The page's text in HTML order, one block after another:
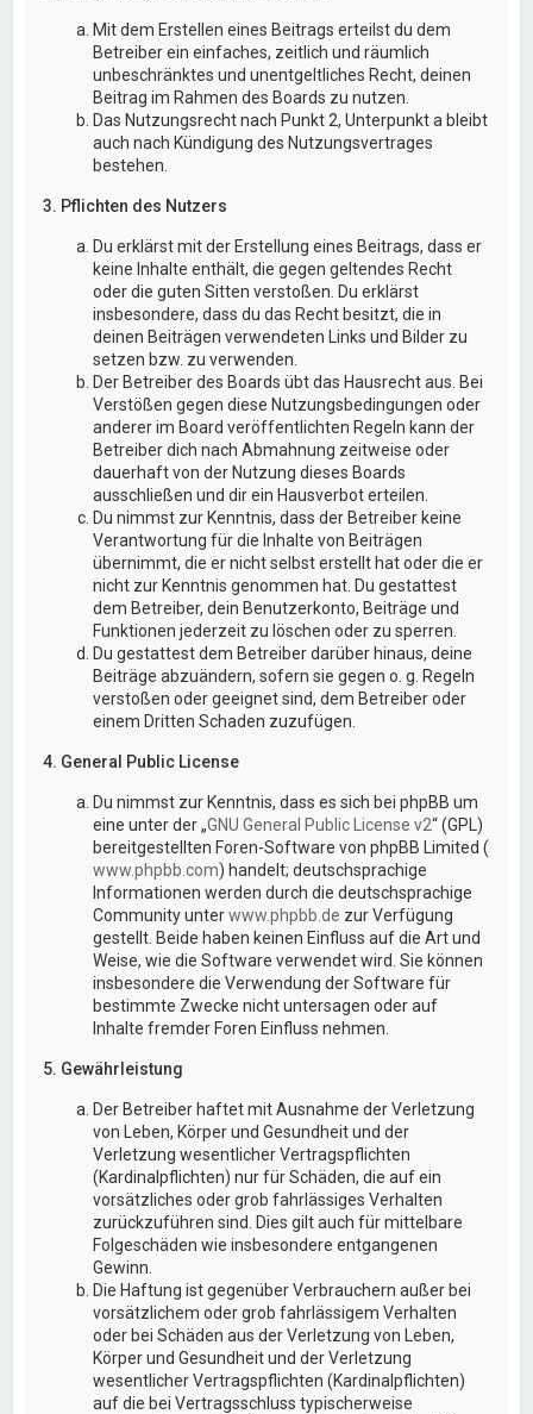
Mit dem Erstellen eines Beitrags erteilst du dem
Betreiber ein einfaches, zeitlich und räumlich
unbeschränktes und unentgeltliches Recht, deinen
Beitrag im Rahmen des Boards zu nutzen.
Das Nutzungsrecht nach Punkt 2, Unterpunkt a bleibt
auch nach Kündigung des Nutzungsvertrages
bestehen.
3. Pflichten des Nutzers
Du erklärst mit der Erstellung eines Beitrags, dass er
keine Inhalte enthält, die gegen geltendes Recht
oder die guten Sitten verstoßen. Du erklärst
insbesondere, dass du das Recht besitzt, die in
deinen Beiträgen verwendeten Links und Bilder zu
setzen bzw. zu verwenden.
Der Betreiber des Boards übt das Hausrecht aus. Bei
Verstößen gegen diese Nutzungsbedingungen oder
anderer im Board veröffentlichten Regeln kann der
Betreiber dich nach Abmahnung zeitweise oder
dauerhaft von der Nutzung dieses Boards
ausschließen und dir ein Hausverbot erteilen.
Du nimmst zur Kenntnis, dass der Betreiber keine
Verantwortung für die Inhalte von Beiträgen
übernimmt, die er nicht selbst erstellt hat oder die er
nicht zur Kenntnis genommen hat. Du gestattest
dem Betreiber, dein Benutzerkonto, Beiträge und
Funktionen jederzeit zu löschen oder zu sperren.
Du gestattest dem Betreiber darüber hinaus, deine
Beiträge abzuändern, sofern sie gegen o. g. Regeln
verstoßen oder geeignet sind, dem Betreiber oder
einem Dritten Schaden zuzufügen.
4. General Public License
Du nimmst zur Kenntnis, dass es sich bei phpBB um
eine unter der „GNU General Public License v2“ (GPL)
bereitgestellten Foren-Software von phpBB Limited (
www.phpbb.com) handelt; deutschsprachige
Informationen werden durch die deutschsprachige
Community unterwww.phpbb.de zur Verfügung
gestellt. Beide haben keinen Einfluss auf die Art und
Weise, wie die Software verwendet wird. Sie können
insbesondere die Verwendung der Software für
bestimmte Zwecke nicht untersagen oder auf
Inhalte fremder Foren Einfluss nehmen.
5. Gewährleistung
Der Betreiber haftet mit Ausnahme der Verletzung
von Leben, Körper und Gesundheit und der
Verletzung wesentlicher Vertragspflichten
(Kardinalpflichten) nur für Schäden, die auf ein
vorsätzliches oder grob fahrlässiges Verhalten
zurückzuführen sind. Dies gilt auch für mittelbare
Folgeschäden wie insbesondere entgangenen
Gewinn.
Die Haftung ist gegenüber Verbrauchern außer bei
vorsätzlichem oder grob fahrlässigem Verhalten
oder bei Schäden aus der Verletzung von Leben,
Körper und Gesundheit und der Verletzung
wesentlicher Vertragspflichten (Kardinalpflichten)
auf die bei Vertragsschluss typischerweise